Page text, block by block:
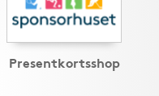
Presentkortsshop